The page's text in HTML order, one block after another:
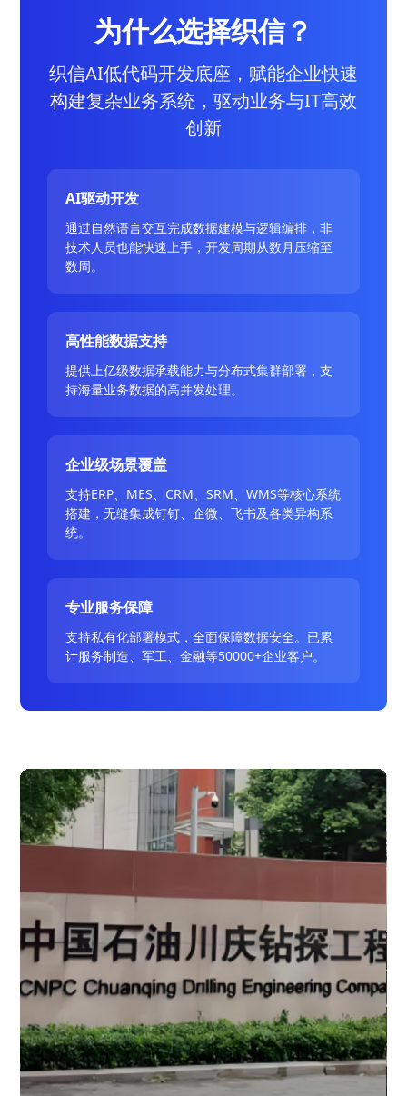
为什么选择织信？
织信AI低代码开发底座，赋能企业快速
构建复杂业务系统，驱动业务与IT高效
创新
AI驱动开发
通过自然语言交互完成数据建模与逻辑编排，非
技术人员也能快速上手，开发周期从数月压缩至
数周。
高性能数据支持
提供上亿级数据承载能力与分布式集群部署，支
持海量业务数据的高并发处理。
企业级场景覆盖
支持ERP、MES、CRM、SRM、WMS等核心系统
搭建，无缝集成钉钉、企微、飞书及各类异构系
统。
专业服务保障
支持私有化部署模式，全面保障数据安全。已累
计服务制造、军工、金融等50000+企业客户。